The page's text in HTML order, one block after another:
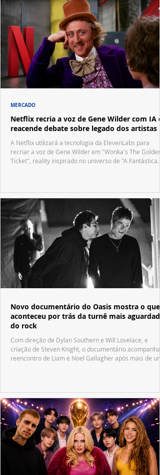
Netflix recria a voz de Gene Wilder com IA e
reacende debate sobre legado dos artistas
A Netflix utilizará a tecnologia da ElevenLabs para
recriar a voz de Gene Wilder em "Wonka's The Golden
Ticket", reality inspirado no universo de "A Fantástica
MERCADO
Novo documentário do Oasis mostra o que
aconteceu por trás da turnê mais aguardada
do rock
Com direção de Dylan Southern e Will Lovelace, e
criação de Steven Knight, o documentário acompanha
reencontro de Liam e Noel Gallagher após mais de